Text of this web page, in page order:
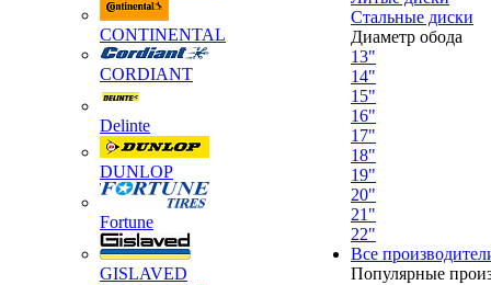
CONTINENTAL
CORDIANT
Delinte
DUNLOP
Fortune
GISLAVED
Стальные диски
Диаметр обода
13"
14"
15"
16"
17"
18"
19"
20"
21"
22"
Все
Популярные